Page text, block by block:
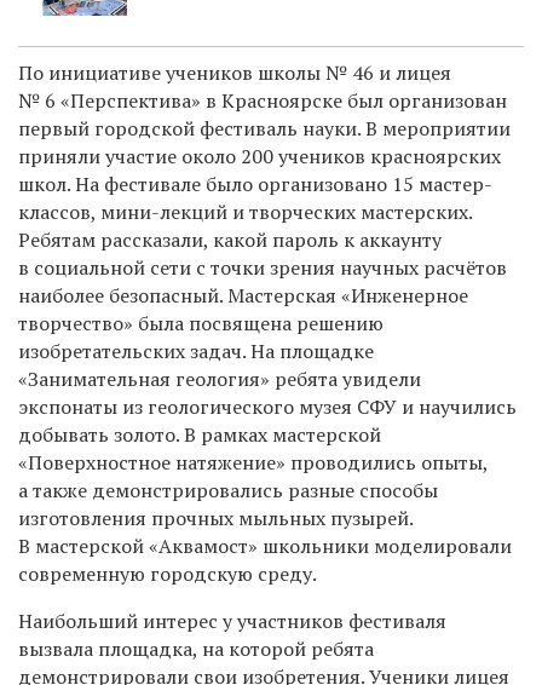
По инициативе учеников школы № 46 и лицея
№ 6 «Перспектива» в Красноярске был организован
первый городской фестиваль науки. В мероприятии
приняли участие около 200 учеников красноярских
школ. На фестивале было организовано 15 мастер-
классов, мини-лекций и творческих мастерских.
Ребятам рассказали, какой пароль к аккаунту
в социальной сети с точки зрения научных расчётов
наиболее безопасный. Мастерская «Инженерное
творчество» была посвящена решению
изобретательских задач. На площадке
«Занимательная геология» ребята увидели
экспонаты из геологического музея СФУ и научились
добывать золото. В рамках мастерской
«Поверхностное натяжение» проводились опыты,
а также демонстрировались разные способы
изготовления прочных мыльных пузырей.
В мастерской «Аквамост» школьники моделировали
современную городскую среду.
Наибольший интерес у участников фестиваля
вызвала площадка, на которой ребята
демонстрировали свои изобретения. Ученики лицея